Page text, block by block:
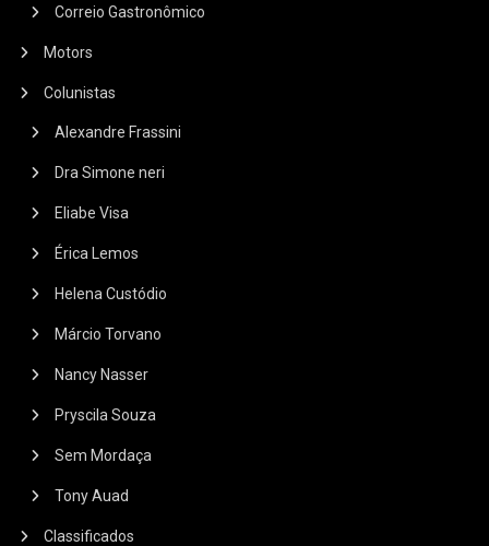
Correio Gastronômico
Motors
Colunistas
Alexandre Frassini
Dra Simone neri
Eliabe Visa
Érica Lemos
Helena Custódio
Márcio Torvano
Nancy Nasser
Pryscila Souza
Sem Mordaça
Tony Auad
Classificados